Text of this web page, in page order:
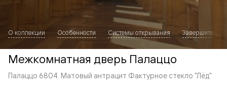
О коллекции Особенности Системы открывания Завершите
Межкомнатная дверь Палаццо
Палаццо 6804. Матовый антрацит Фактурное стекло "Лёд"